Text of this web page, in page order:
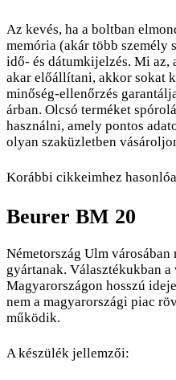
Az kevés, ha a boltban
memória (akár több személy
idő- és dátumkijelzés. Mi az,
akar előállítani, akkor sokat
minőség-ellenőrzés
árban. Olcsó terméket
használni, amely pontos
olyan szaküzletben
Korábbi cikkeimhez
Beurer BM 20
Németország Ulm
gyártanak. Választékukban
Magyarországon hosszú
nem a magyarországi piac
működik.
A készülék jellemzői: